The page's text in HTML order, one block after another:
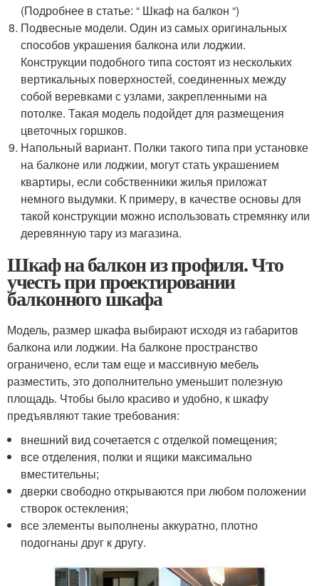
(Подробнее в статье: “ Шкаф на балкон “)
Подвесные модели. Один из самых оригинальных
способов украшения балкона или лоджии.
Конструкции подобного типа состоят из нескольких
вертикальных поверхностей, соединенных между
собой веревками с узлами, закрепленными на
потолке. Такая модель подойдет для размещения
цветочных горшков.
Напольный вариант. Полки такого типа при установке
на балконе или лоджии, могут стать украшением
квартиры, если собственники жилья приложат
немного выдумки. К примеру, в качестве основы для
такой конструкции можно использовать стремянку или
деревянную тару из магазина.
Шкаф на балкон из профиля. Что
учесть при проектировании
балконного шкафа
Модель, размер шкафа выбирают исходя из габаритов
балкона или лоджии. На балконе пространство
ограничено, если там еще и массивную мебель
разместить, это дополнительно уменьшит полезную
площадь. Чтобы было красиво и удобно, к шкафу
предъявляют такие требования:
внешний вид сочетается с отделкой помещения;
все отделения, полки и ящики максимально
вместительны;
дверки свободно открываются при любом положении
створок остекления;
все элементы выполнены аккуратно, плотно
подогнаны друг к другу.